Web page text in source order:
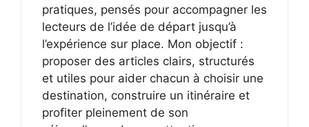
pratiques, pensés pour accompagner les
lecteurs de l’idée de départ jusqu’à
l’expérience sur place. Mon objectif :
proposer des articles clairs, structurés
et utiles pour aider chacun à choisir une
destination, construire un itinéraire et
profiter pleinement de son